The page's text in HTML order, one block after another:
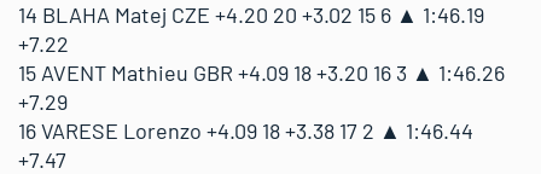
14 BLAHA Matej CZE +4.20 20 +3.02 15 6 ▲ 1:46.19
+7.22
15 AVENT Mathieu GBR +4.09 18 +3.20 16 3 ▲ 1:46.26
+7.29
16 VARESE Lorenzo +4.09 18 +3.38 17 2 ▲ 1:46.44
+7.47